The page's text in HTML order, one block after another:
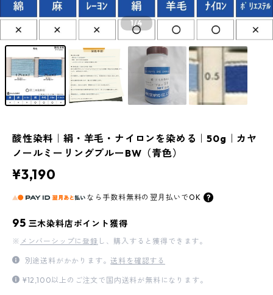
1/4
酸性染料｜絹・羊毛・ナイロンを染める｜50g｜カヤ
ノールミーリングブルーBW（青色）
¥3,190
なら 手数料無料の 翌月払いでOK
95 三木染料店ポイント獲得
※ メンバーシップに登録 し、購入すると獲得できます。
別途送料がかかります。送料を確認する
¥12,100以上のご注文で国内送料が無料になります。